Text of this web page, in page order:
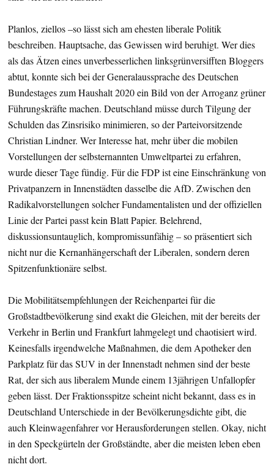
Planlos, ziellos –so lässt sich am ehesten liberale Politik
beschreiben. Hauptsache, das Gewissen wird beruhigt. Wer dies
als das Ätzen eines unverbesserlichen linksgrünversifften Bloggers
abtut, konnte sich bei der Generalaussprache des Deutschen
Bundestages zum Haushalt 2020 ein Bild von der Arroganz grüner
Führungskräfte machen. Deutschland müsse durch Tilgung der
Schulden das Zinsrisiko minimieren, so der Parteivorsitzende
Christian Lindner. Wer Interesse hat, mehr über die mobilen
Vorstellungen der selbsternannten Umweltpartei zu erfahren,
wurde dieser Tage fündig. Für die FDP ist eine Einschränkung von
Privatpanzern in Innenstädten dasselbe die AfD. Zwischen den
Radikalvorstellungen solcher Fundamentalisten und der offiziellen
Linie der Partei passt kein Blatt Papier. Belehrend,
diskussionsuntauglich, kompromissunfähig – so präsentiert sich
nicht nur die Kernanhängerschaft der Liberalen, sondern deren
Spitzenfunktionäre selbst.
Die Mobilitätsempfehlungen der Reichenpartei für die
Großstadtbevölkerung sind exakt die Gleichen, mit der bereits der
Verkehr in Berlin und Frankfurt lahmgelegt und chaotisiert wird.
Keinesfalls irgendwelche Maßnahmen, die dem Apotheker den
Parkplatz für das SUV in der Innenstadt nehmen sind der beste
Rat, der sich aus liberalem Munde einem 13jährigen Unfallopfer
geben lässt. Der Fraktionsspitze scheint nicht bekannt, dass es in
Deutschland Unterschiede in der Bevölkerungsdichte gibt, die
auch Kleinwagenfahrer vor Herausforderungen stellen. Okay, nicht
in den Speckgürteln der Großständte, aber die meisten leben eben
nicht dort.